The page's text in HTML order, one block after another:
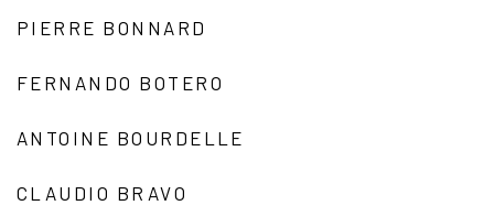
PIERRE BONNARD
FERNANDO BOTERO
ANTOINE BOURDELLE
CLAUDIO BRAVO